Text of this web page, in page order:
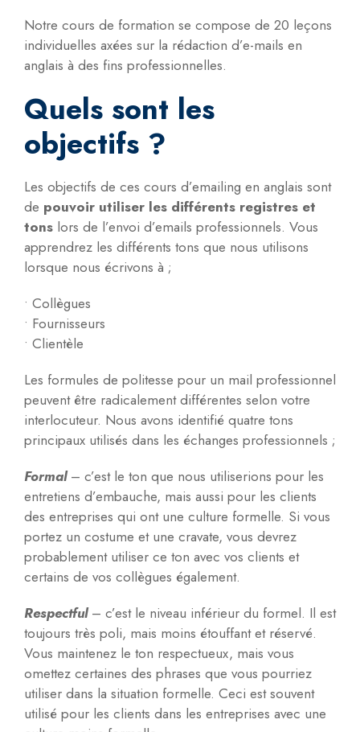
Notre cours de formation se compose de 20 leçons
individuelles axées sur la rédaction d’e-mails en
anglais à des fins professionnelles.
Quels sont les
objectifs ?
Les objectifs de ces cours d’emailing en anglais sont
de pouvoir utiliser les différents registres et
tons lors de l’envoi d’emails professionnels. Vous
apprendrez les différents tons que nous utilisons
lorsque nous écrivons à ;
• Collègues
• Fournisseurs
• Clientèle
Les formules de politesse pour un mail professionnel
peuvent être radicalement différentes selon votre
interlocuteur. Nous avons identifié quatre tons
principaux utilisés dans les échanges professionnels ;
Formal– c’est le ton que nous utiliserions pour les
entretiens d’embauche, mais aussi pour les clients
des entreprises qui ont une culture formelle. Si vous
portez un costume et une cravate, vous devrez
probablement utiliser ce ton avec vos clients et
certains de vos collègues également.
Respectful– c’est le niveau inférieur du formel. Il est
toujours très poli, mais moins étouffant et réservé.
Vous maintenez le ton respectueux, mais vous
omettez certaines des phrases que vous pourriez
utiliser dans la situation formelle. Ceci est souvent
utilisé pour les clients dans les entreprises avec une